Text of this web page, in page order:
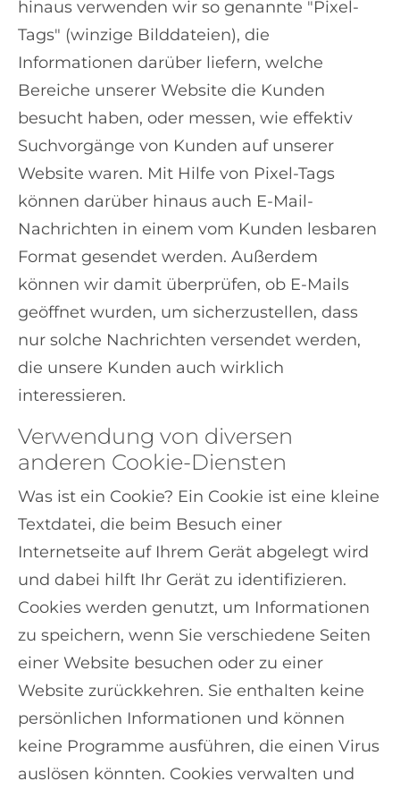
hinaus verwenden wir so genannte "Pixel-
Tags" (winzige Bilddateien), die
Informationen darüber liefern, welche
Bereiche unserer Website die Kunden
besucht haben, oder messen, wie effektiv
Suchvorgänge von Kunden auf unserer
Website waren. Mit Hilfe von Pixel-Tags
können darüber hinaus auch E-Mail-
Nachrichten in einem vom Kunden lesbaren
Format gesendet werden. Außerdem
können wir damit überprüfen, ob E-Mails
geöffnet wurden, um sicherzustellen, dass
nur solche Nachrichten versendet werden,
die unsere Kunden auch wirklich
interessieren.
Verwendung von diversen
anderen Cookie-Diensten
Was ist ein Cookie? Ein Cookie ist eine kleine
Textdatei, die beim Besuch einer
Internetseite auf Ihrem Gerät abgelegt wird
und dabei hilft Ihr Gerät zu identifizieren.
Cookies werden genutzt, um Informationen
zu speichern, wenn Sie verschiedene Seiten
einer Website besuchen oder zu einer
Website zurückkehren. Sie enthalten keine
persönlichen Informationen und können
keine Programme ausführen, die einen Virus
auslösen könnten. Cookies verwalten und